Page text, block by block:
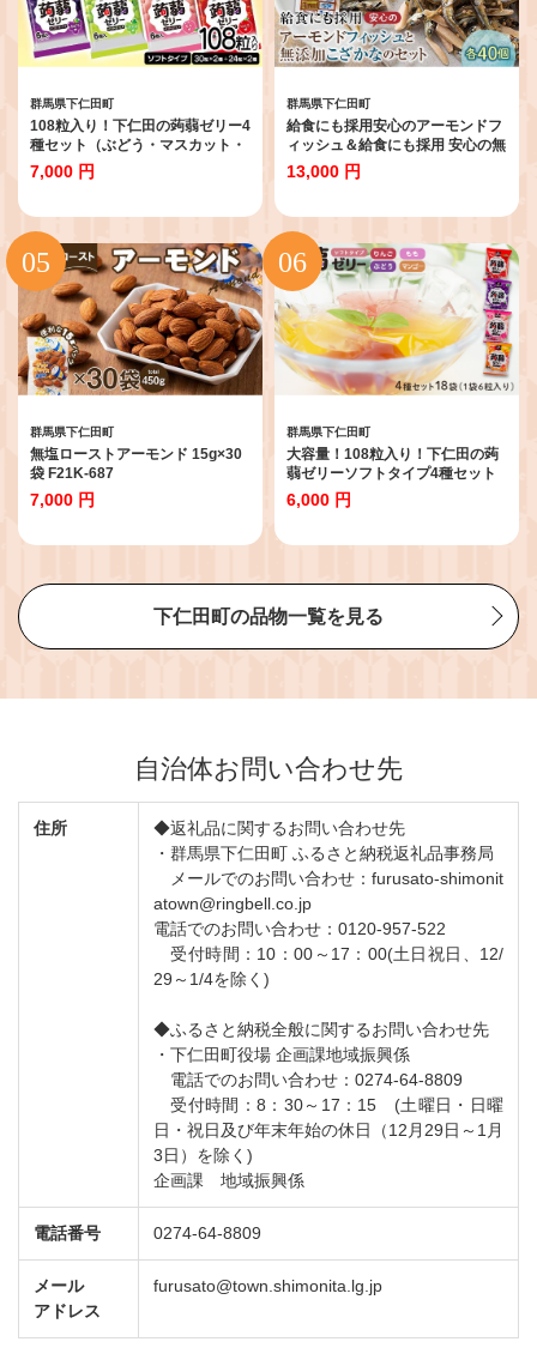
群馬県下仁田町
108粒入り！下仁田の蒟蒻ゼリー4
種セット（ぶどう・マスカット・
もも・りんご） こんにゃく コン
ニャク こんにゃくゼリー ゼリー
7,000 円
群馬県下仁田町
給食にも採用安心のアーモンドフ
ィッシュ＆給食にも採用 安心の無
添加こざかな 各40袋 アーモンド
フィッシュ おやつ 小袋 小分け カ
13,000 円
群馬県下仁田町
無塩ローストアーモンド 15g×30
袋 F21K-687
7,000 円
群馬県下仁田町
大容量！108粒入り！下仁田の蒟
蒻ゼリーソフトタイプ4種セット
18袋（1袋6粒入り） こんにゃく
コンニャク こんにゃくゼリー ぶ
個包装 こんにゃく コンニャク 美
ローカロリー 食物繊維 F21K-399
6,000 円
下仁田町の品物一覧を見る
自治体お問い合わせ先
住所
◆返礼品に関するお問い合わせ先
・群馬県下仁田町 ふるさと納税返礼品事務局
メールでのお問い合わせ：furusato-shimonit
atown@ringbell.co.jp
電話でのお問い合わせ：0120-957-522
受付時間：10：00～17：00(土日祝日、12/
29～1/4を除く)
◆ふるさと納税全般に関するお問い合わせ先
・下仁田町役場 企画課地域振興係
電話でのお問い合わせ：0274-64-8809
受付時間：8：30～17：15 (土曜日・日曜
日・祝日及び年末年始の休日（12月29日～1月
3日）を除く)
企画課 地域振興係
電話番号 0274-64-8809
メール
アドレス
furusato@town.shimonita.lg.jp